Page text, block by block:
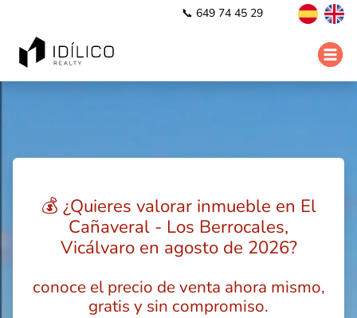
📞 649 74 45 29
💰 ¿Quieres valorar inmueble en El
Cañaveral - Los Berrocales,
Vicálvaro en agosto de 2026?
conoce el precio de venta ahora mismo,
gratis y sin compromiso.